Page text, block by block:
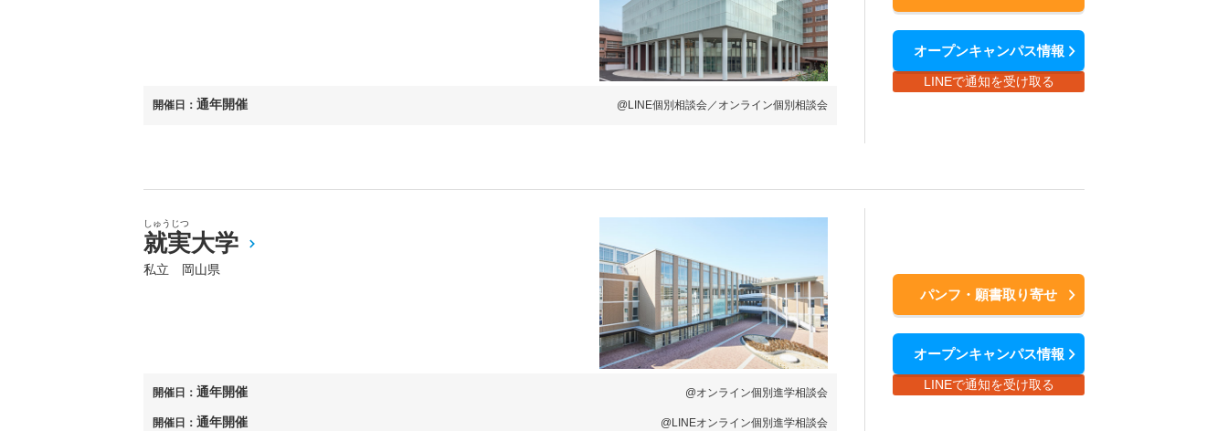
開催日： 通年開催 @LINE個別相談会／オンライン個別相談会
オープンキャンパス情報
LINEで通知を受け取る
しゅうじつ
就実大学
私立 岡山県
開催日： 通年開催 @オンライン個別進学相談会
開催日： 通年開催 @LINEオンライン個別進学相談会
パンフ・願書取り寄せ
オープンキャンパス情報
LINEで通知を受け取る